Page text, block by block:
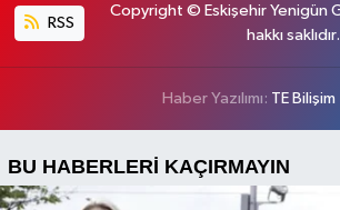
RSS
Copyright © Eskişehir Yenigün
hakkı saklıdır.
Haber Yazılımı: TE Bilişim